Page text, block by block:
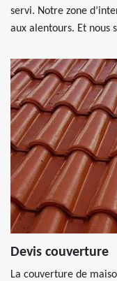
servi. Notre zone
aux alentours. Et nous
Devis couverture
La couverture de